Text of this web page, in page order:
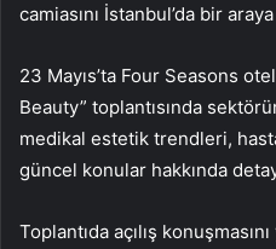
camiasını İstanbul’da bir
23 Mayıs’ta Four Seasons
Beauty” toplantısında
medikal estetik trendleri,
güncel konular hakkında
Toplantıda açılış